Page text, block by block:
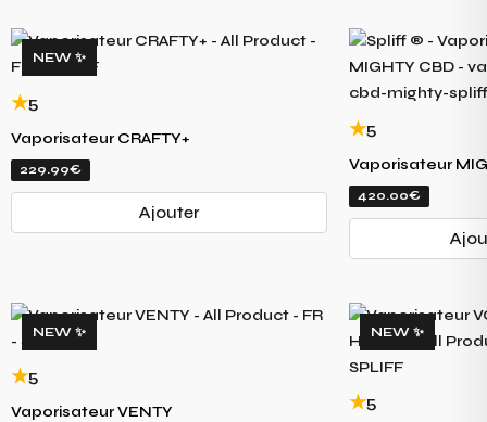
NEW ✨
5
Vaporisateur CRAFTY+
229.99€
Ajouter
5
Vaporisateur
420.00€
NEW ✨
5
Vaporisateur VENTY
NEW ✨
5